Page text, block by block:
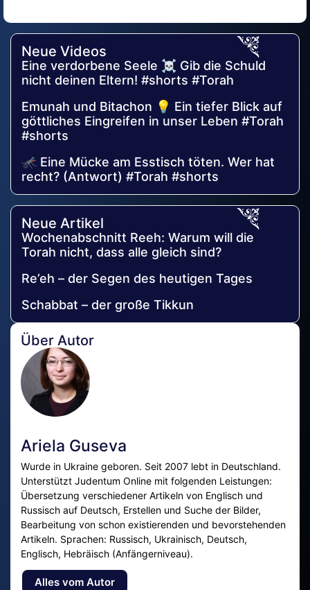
Alternative:
Neue Videos
Eine verdorbene Seele ☠️ Gib die Schuld
nicht deinen Eltern! #shorts #Torah
Emunah und Bitachon 💡 Ein tiefer Blick auf
göttliches Eingreifen in unser Leben #Torah
#shorts
🦟 Eine Mücke am Esstisch töten. Wer hat
recht? (Antwort) #Torah #shorts
Neue Artikel
Wochenabschnitt Reeh: Warum will die
Torah nicht, dass alle gleich sind?
Re’eh – der Segen des heutigen Tages
Schabbat – der große Tikkun
Über Autor
Ariela Guseva
Wurde in Ukraine geboren. Seit 2007 lebt in Deutschland.
Unterstützt Judentum Online mit folgenden Leistungen:
Übersetzung verschiedener Artikeln von Englisch und
Russisch auf Deutsch, Erstellen und Suche der Bilder,
Bearbeitung von schon existierenden und bevorstehenden
Artikeln. Sprachen: Russisch, Ukrainisch, Deutsch,
Englisch, Hebräisch (Anfängerniveau).
Alles vom Autor